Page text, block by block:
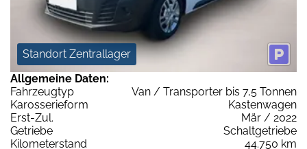
Standort Zentrallager
Allgemeine Daten:
Fahrzeugtyp
Van / Transporter bis 7,5 Tonnen
Karosserieform
Kastenwagen
Erst-Zul.
Mär / 2022
Getriebe
Schaltgetriebe
Kilometerstand
44.750 km